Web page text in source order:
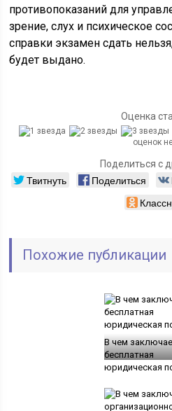
противопоказаний для
зрение, слух и психическое
справки экзамен сдать
будет выдано.
Оценка
оценок
Поделиться с
Твитнуть Поделиться
Похожие публикации
В чем
бесплатная
юридическая